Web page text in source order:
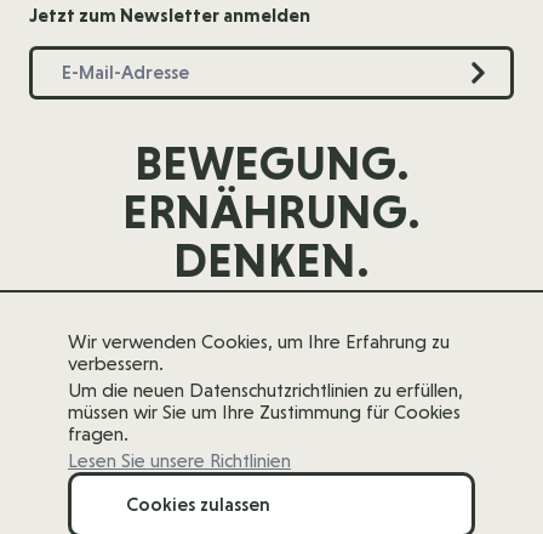
Wir verwenden Cookies, um Ihre Erfahrung zu
verbessern.
Um die neuen Datenschutzrichtlinien zu erfüllen,
müssen wir Sie um Ihre Zustimmung für Cookies
fragen.
Lesen Sie unsere Richtlinien
Cookies zulassen
Menge
BEWEGUNG.
ERNÄHRUNG.
DENKEN.
Jetzt zum Newsletter anmelden